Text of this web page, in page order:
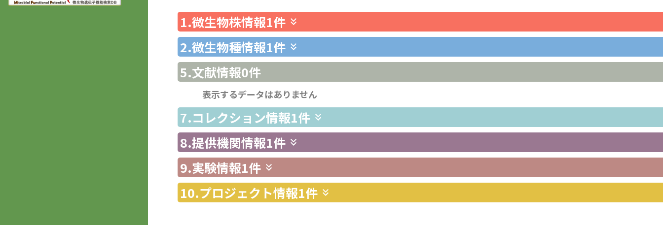
1.微生物株情報1件
2.微生物種情報1件
5.文献情報0件
表示するデータはありません
7.コレクション情報1件
8.提供機関情報1件
9.実験情報1件
10.プロジェクト情報1件